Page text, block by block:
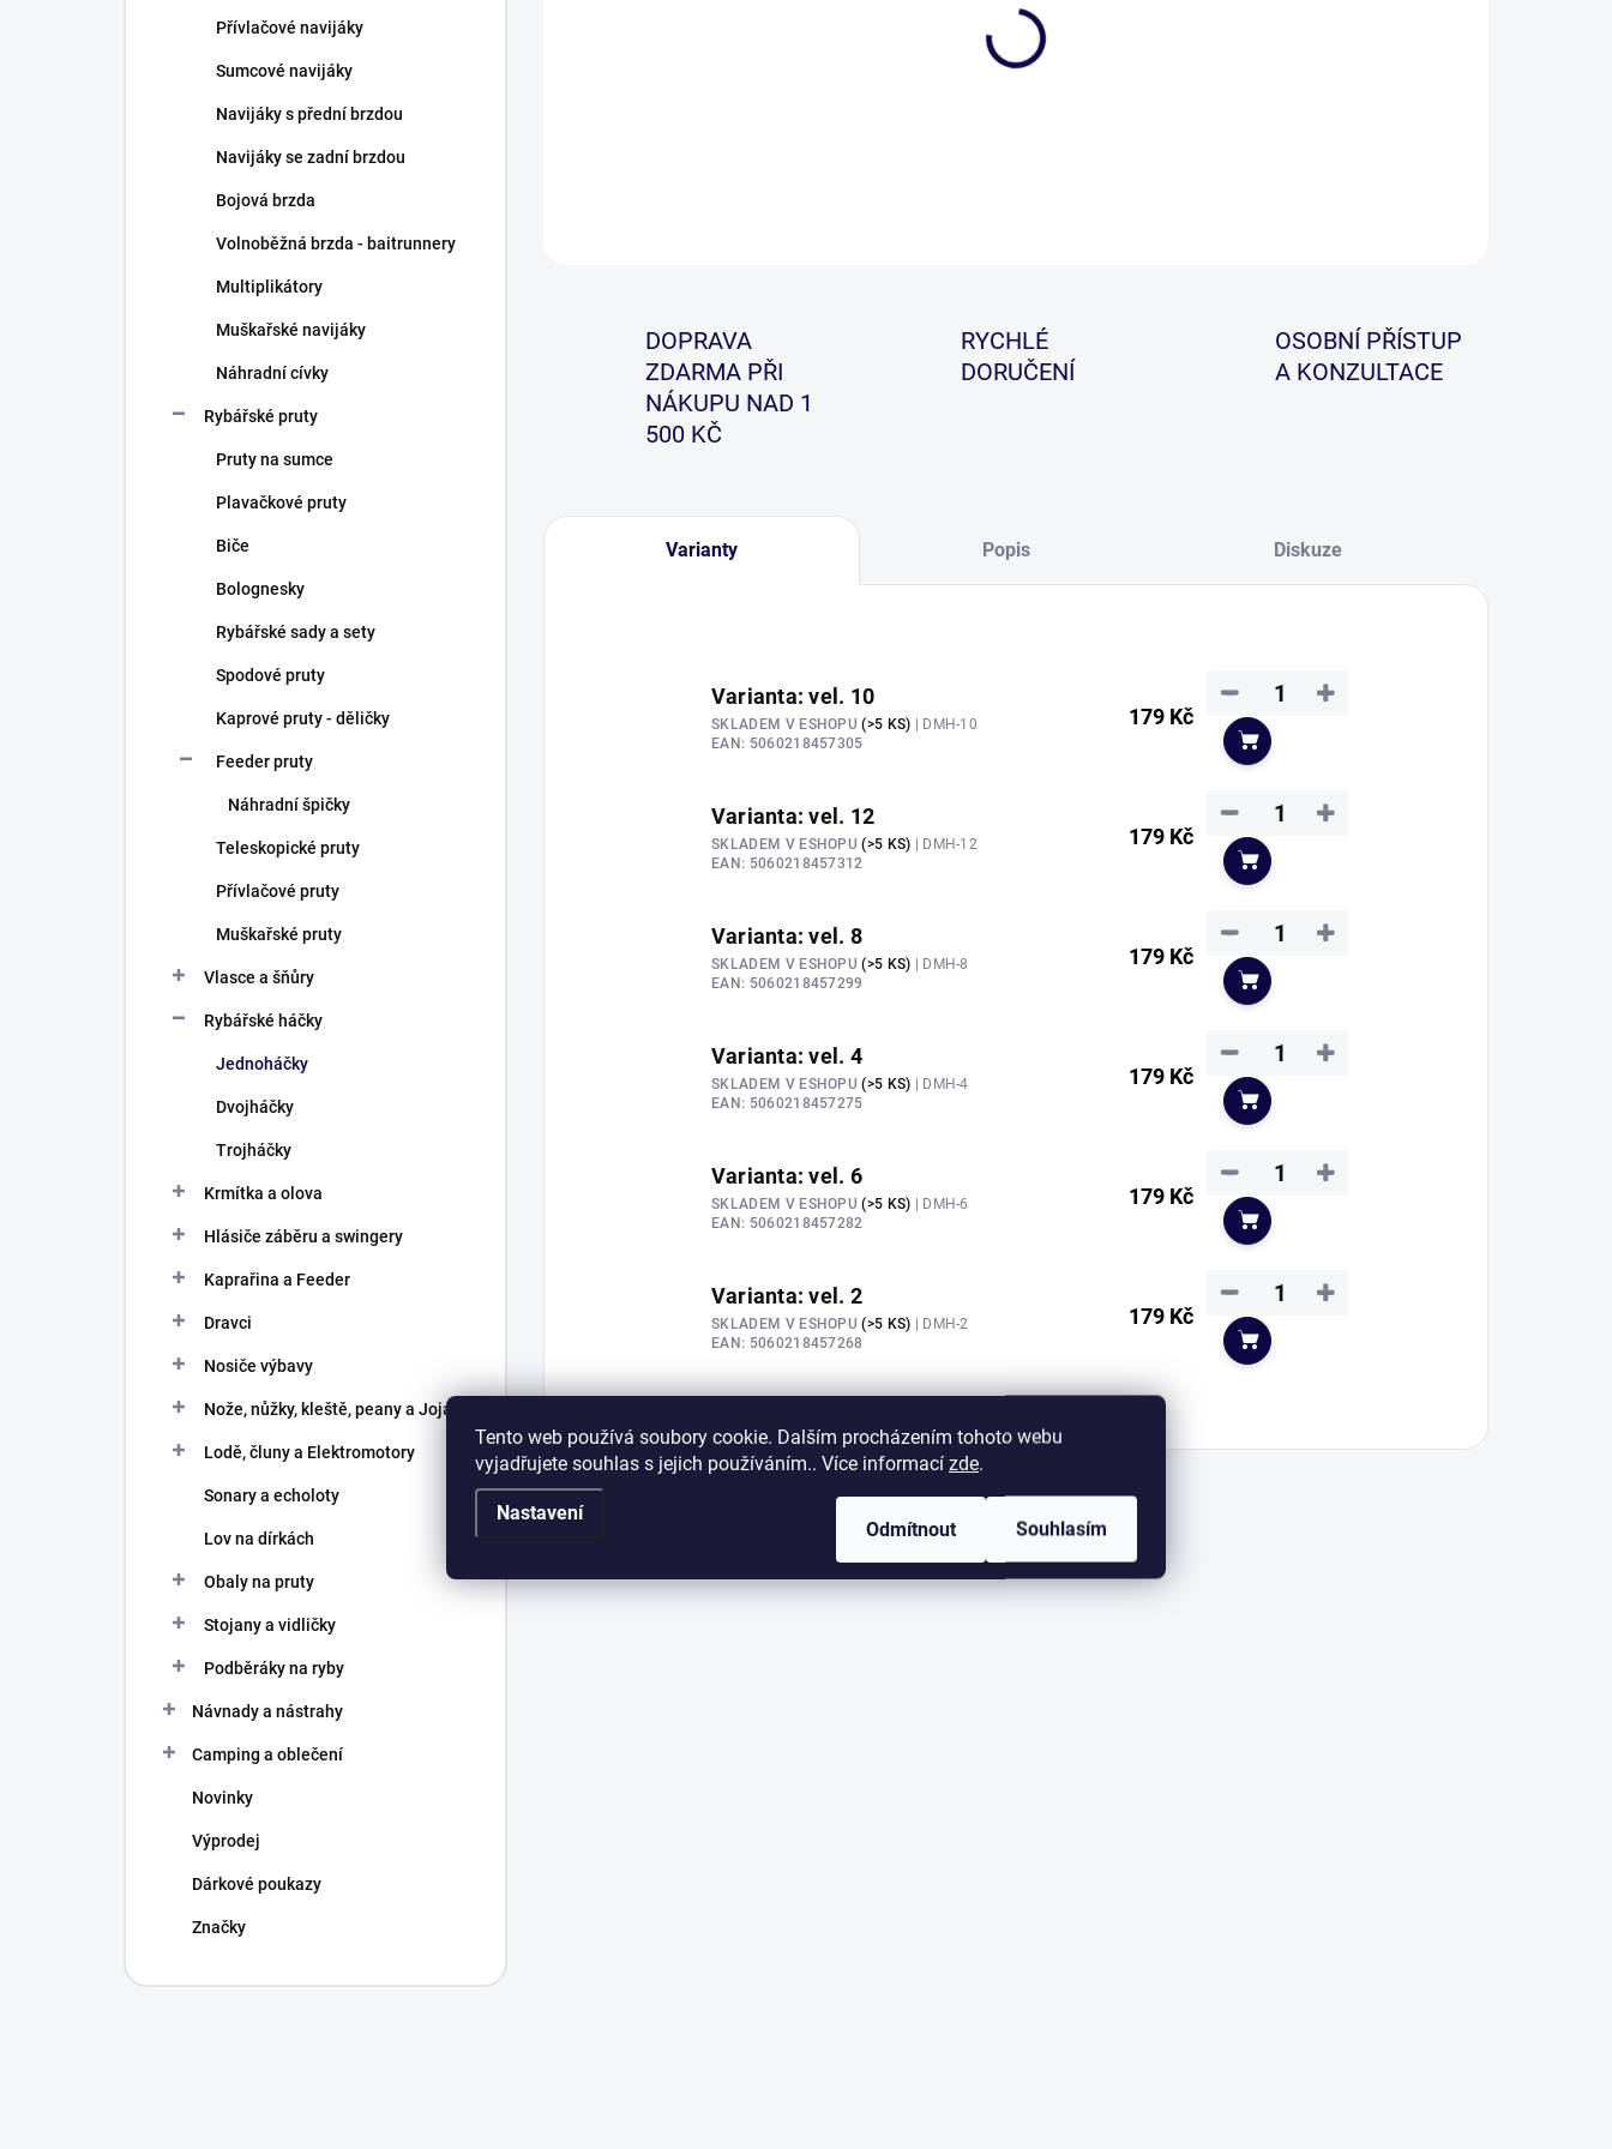
Tento web používá soubory cookie. Dalším procházením tohoto webu
vyjadřujete souhlas s jejich používáním.. Více informací zde.
Nastavení
Odmítnout Souhlasím
Přívlačové navijáky
Sumcové navijáky
Navijáky s přední brzdou
Navijáky se zadní brzdou
Bojová brzda
Volnoběžná brzda - baitrunnery
Multiplikátory
Muškařské navijáky
Náhradní cívky
Rybářské pruty
Pruty na sumce
Plavačkové pruty
Biče
Bolognesky
Rybářské sady a sety
Spodové pruty
Kaprové pruty - děličky
Feeder pruty
Náhradní špičky
Teleskopické pruty
Přívlačové pruty
Muškařské pruty
Vlasce a šňůry
Rybářské háčky
Jednoháčky
Dvojháčky
Trojháčky
Krmítka a olova
Hlásiče záběru a swingery
Kaprařina a Feeder
Dravci
Nosiče výbavy
Nože, nůžky, kleště, peany a Joja
Lodě, čluny a Elektromotory
Sonary a echoloty
Lov na dírkách
Obaly na pruty
Stojany a vidličky
Podběráky na ryby
Návnady a nástrahy
Camping a oblečení
Novinky
Výprodej
Dárkové poukazy
Značky
Nejnovější háčky Covert Dark Mugga dostaly novou tvář
s několika klíčovými zlepšeními, která je dělají ještě
DOPRAVA
ZDARMA PŘI
NÁKUPU NAD 1
500 KČ
RYCHLÉ
DORUČENÍ
OSOBNÍ PŘÍSTUP
A KONZULTACE
Varianty Popis Diskuze
Varianta: vel. 10
SKLADEM V ESHOPU(>5 KS) | DMH-10
EAN: 5060218457305
179 Kč
+
−
Do košíku
Varianta: vel. 12
SKLADEM V ESHOPU(>5 KS) | DMH-12
EAN: 5060218457312
179 Kč
+
−
Do košíku
Varianta: vel. 8
SKLADEM V ESHOPU(>5 KS) | DMH-8
EAN: 5060218457299
179 Kč
+
−
Do košíku
Varianta: vel. 4
SKLADEM V ESHOPU(>5 KS) | DMH-4
EAN: 5060218457275
179 Kč
+
−
Do košíku
Varianta: vel. 6
SKLADEM V ESHOPU(>5 KS) | DMH-6
EAN: 5060218457282
179 Kč
+
−
Do košíku
Varianta: vel. 2
SKLADEM V ESHOPU(>5 KS) | DMH-2
EAN: 5060218457268
179 Kč
+
−
Do košíku